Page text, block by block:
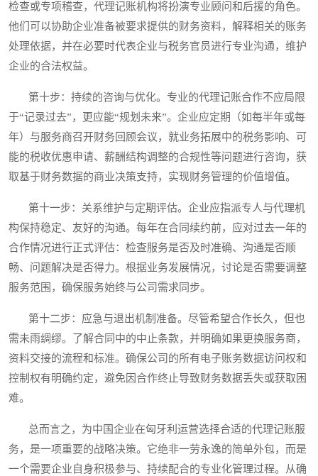
检查或专项稽查，代理记账机构将扮演专业顾问和后援的角色。
他们可以协助企业准备被要求提供的财务资料，解释相关的账务
处理依据，并在必要时代表企业与税务官员进行专业沟通，维护
企业的合法权益。
第十步：持续的咨询与优化。专业的代理记账合作不应局限
于“记录过去”，更应能“规划未来”。企业应定期（如每半年或每
年）与服务商召开财务回顾会议，就业务拓展中的税务影响、可
能的税收优惠申请、薪酬结构调整的合规性等问题进行咨询，获
取基于财务数据的商业决策支持，实现财务管理的价值增值。
第十一步：关系维护与定期评估。企业应指派专人与代理机
构保持稳定、友好的沟通。每年在合同续约前，应对过去一年的
合作情况进行正式评估：检查服务是否及时准确、沟通是否顺
畅、问题解决是否得力。根据业务发展情况，讨论是否需要调整
服务范围，确保服务始终与公司需求同步。
第十二步：应急与退出机制准备。尽管希望合作长久，但也
需未雨绸缪。了解合同中的中止条款，并明确如果更换服务商，
资料交接的流程和标准。确保公司的所有电子账务数据访问权和
控制权有明确约定，避免因合作终止导致财务数据丢失或获取困
难。
总而言之，为中国企业在匈牙利运营选择合适的代理记账服
务，是一项重要的战略决策。它绝非一劳永逸的简单外包，而是
一个需要企业自身积极参与、持续配合的专业化管理过程。从确